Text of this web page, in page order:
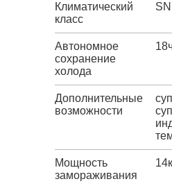
Климатический
класс
Автономное
сохранение
холода
Дополнительные
возможности
Мощность
замораживания